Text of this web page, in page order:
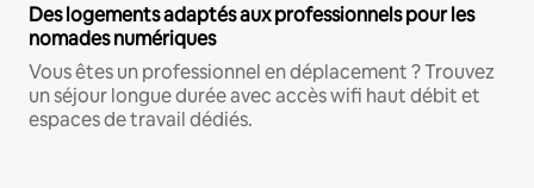
Des logements adaptés aux professionnels pour les
nomades numériques
Vous êtes un professionnel en déplacement ? Trouvez
un séjour longue durée avec accès wifi haut débit et
espaces de travail dédiés.